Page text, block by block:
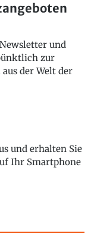
und
zur
der Welt der
und erhalten Sie
Ihr Smartphone